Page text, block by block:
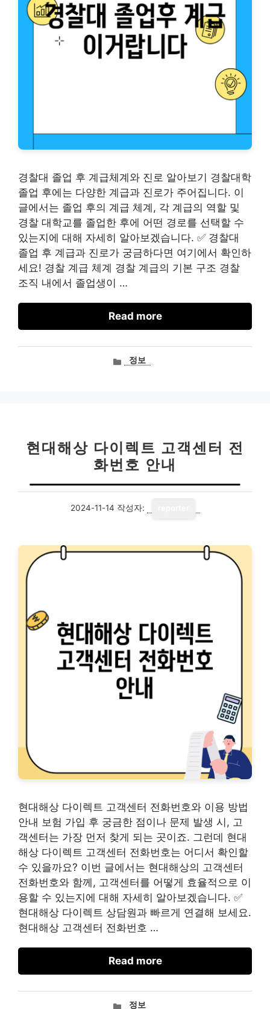
경찰대 졸업 후 계급체계와 진로 알아보기 경찰대학
졸업 후에는 다양한 계급과 진로가 주어집니다. 이
글에서는 졸업 후의 계급 체계, 각 계급의 역할 및
경찰 대학교를 졸업한 후에 어떤 경로를 선택할 수
있는지에 대해 자세히 알아보겠습니다. ✅ 경찰대
졸업 후 계급과 진로가 궁금하다면 여기에서 확인하
세요! 경찰 계급 체계 경찰 계급의 기본 구조 경찰
조직 내에서 졸업생이 …
Read more
카정보
현대해상 다이렉트 고객센터 전
화번호 안내
2024-11-14 작성자:
현대해상 다이렉트 고객센터 전화번호와 이용 방법
안내 보험 가입 후 궁금한 점이나 문제 발생 시, 고
객센터는 가장 먼저 찾게 되는 곳이죠. 그런데 현대
해상 다이렉트 고객센터 전화번호는 어디서 확인할
수 있을까요? 이번 글에서는 현대해상의 고객센터
전화번호와 함께, 고객센터를 어떻게 효율적으로 이
용할 수 있는지에 대해 자세히 알아보겠습니다. ✅
현대해상 다이렉트 상담원과 빠르게 연결해 보세요.
현대해상 고객센터 전화번호 …
Read more
카정보